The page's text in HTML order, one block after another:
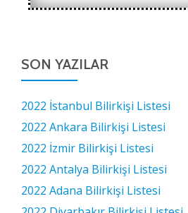
SON YAZILAR
2022 İstanbul Bilirkişi Listesi
2022 Ankara Bilirkişi Listesi
2022 İzmir Bilirkişi Listesi
2022 Antalya Bilirkişi Listesi
2022 Adana Bilirkişi Listesi